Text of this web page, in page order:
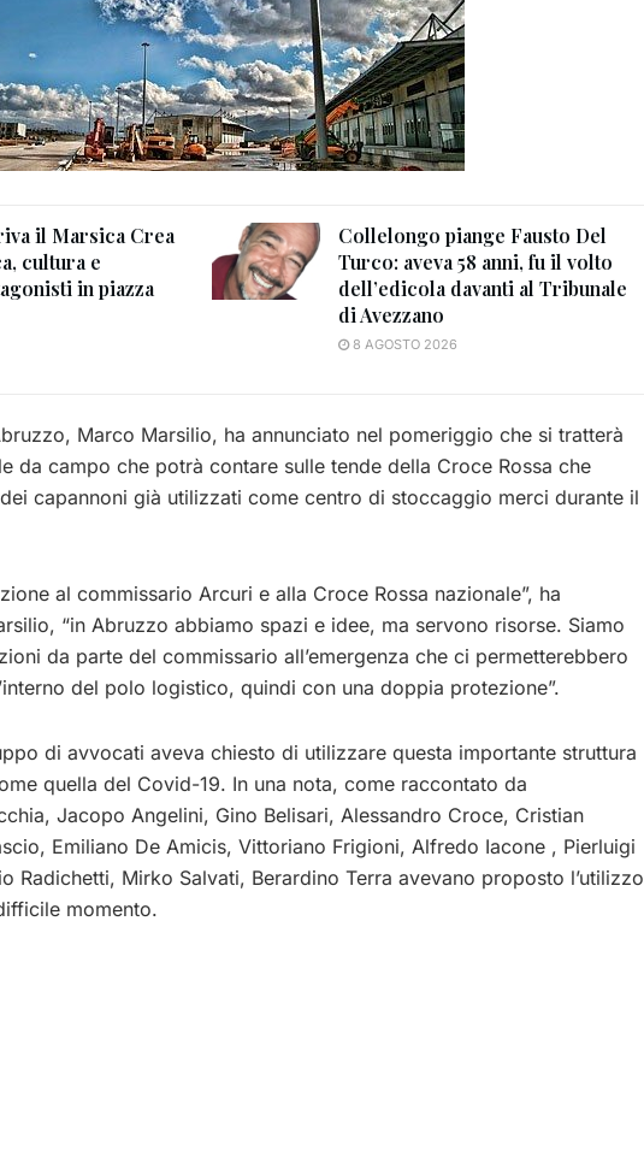
il Marsica Crea
cultura e
in piazza
Collelongo piange Fausto Del
Turco: aveva 58 anni, fu il volto
dell’edicola davanti al Tribunale
di Avezzano
8 AGOSTO 2026
Marco Marsilio, ha annunciato nel pomeriggio che si tratterà
da campo che potrà contare sulle tende della Croce Rossa che
capannoni già utilizzati come centro di stoccaggio merci durante il
al commissario Arcuri e alla Croce Rossa nazionale”, ha
“in Abruzzo abbiamo spazi e idee, ma servono risorse. Siamo
da parte del commissario all’emergenza che ci permetterebbero
del polo logistico, quindi con una doppia protezione”.
di avvocati aveva chiesto di utilizzare questa importante struttura
quella del Covid-19. In una nota, come raccontato da
Jacopo Angelini, Gino Belisari, Alessandro Croce, Cristian
Emiliano De Amicis, Vittoriano Frigioni, Alfredo Iacone , Pierluigi
Radichetti, Mirko Salvati, Berardino Terra avevano proposto l’utilizzo
momento.